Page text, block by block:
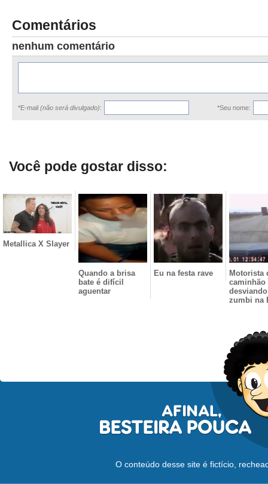
Comentários
nenhum comentário
*E-mail (não será divulgado): *Seu nome:
Você pode gostar disso:
Metallica X Slayer
Quando a brisa
bate é difícil
aguentar
Eu na festa rave
Motorista
caminhão
zumbi na
O conteúdo desse site é fictício,